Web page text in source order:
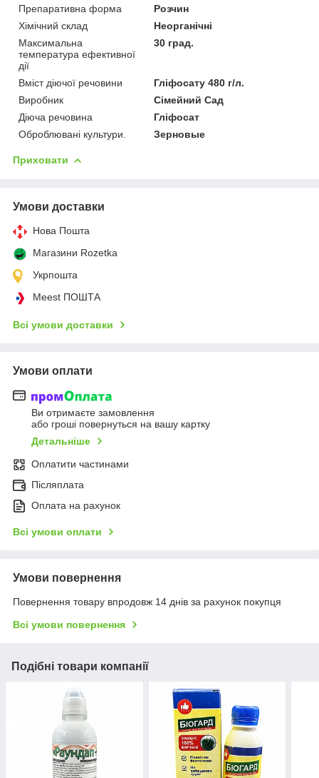
Препаративна форма
Розчин
Хімічний склад
Неорганічні
Максимальна
температура ефективної
дії
30 град.
Вміст діючої речовини
Гліфосату 480 г/л.
Виробник
Сімейний Сад
Діюча речовина
Гліфосат
Оброблювані культури.
Зерновые
Приховати
Умови доставки
Нова Пошта
Магазини Rozetka
Укрпошта
Meest ПОШТА
Всі умови доставки
Умови оплати
Ви отримаєте замовлення
або гроші повернуться на вашу картку
Детальніше
Оплатити частинами
Післяплата
Оплата на рахунок
Всі умови оплати
Умови повернення
Повернення товару впродовж 14 днів за рахунок покупця
Всі умови повернення
Подібні товари компанії